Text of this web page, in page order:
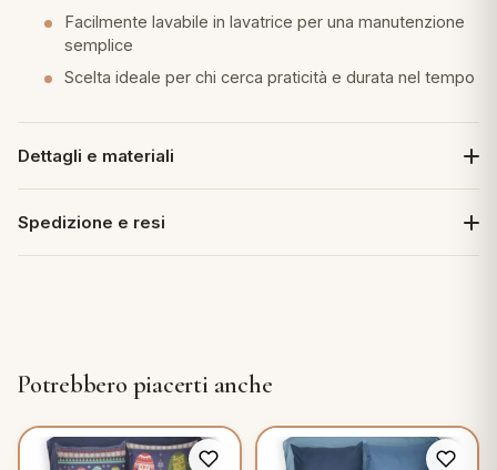
Facilmente lavabile in lavatrice per una manutenzione
semplice
Scelta ideale per chi cerca praticità e durata nel tempo
Dettagli e materiali
Spedizione e resi
Potrebbero piacerti anche